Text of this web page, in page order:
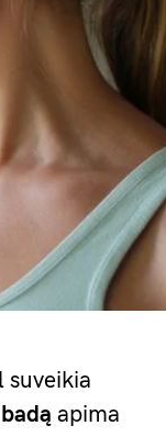
suveikia
apima